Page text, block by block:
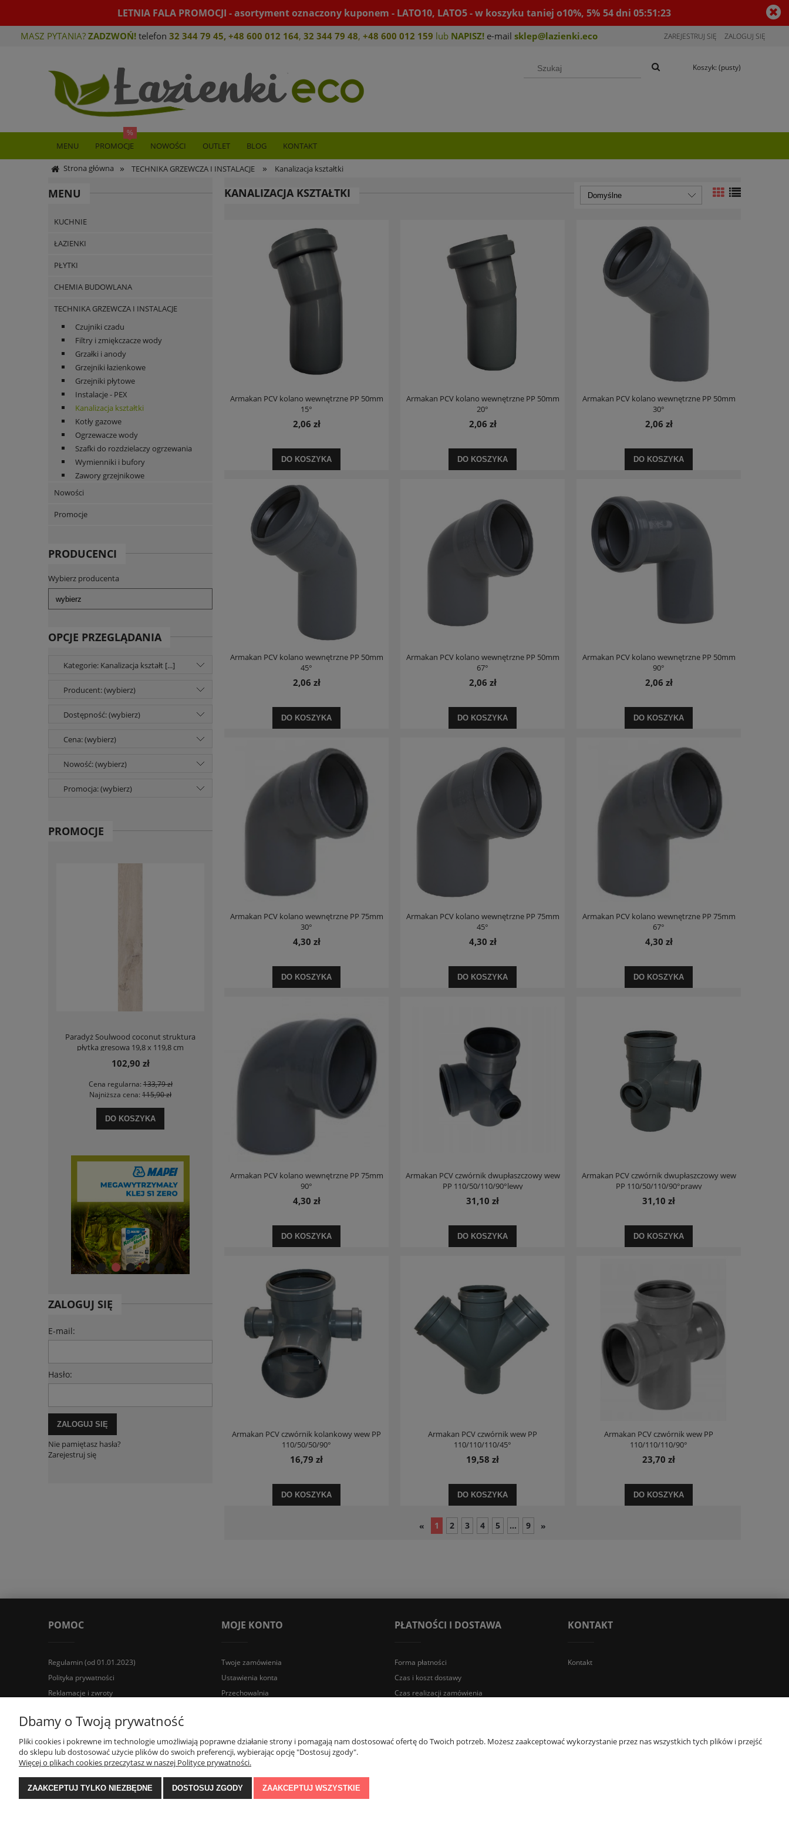
LETNIA FALA PROMOCJI - asortyment oznaczony kuponem - LATO10, LATO5 - w koszyku taniej o10%, 5% 54dni05:51:22
MASZ PYTANIA? ZADZWOŃ! telefon 32 344 79 45, +48 600 012 164, 32 344 79 48, +48 600 012 159 lub NAPISZ! e-mail sklep@lazienki.eco ZAREJESTRUJ SIĘ ZALOGUJ SIĘ
Koszyk: (pusty)
MENU PROMOCJE NOWOŚCI OUTLET BLOG KONTAKT
Strona główna » TECHNIKA GRZEWCZA I INSTALACJE » Kanalizacja kształtki
MENU
KUCHNIE
ŁAZIENKI
PŁYTKI
CHEMIA BUDOWLANA
TECHNIKA GRZEWCZA I INSTALACJE
Czujniki czadu
Filtry i zmiękczacze wody
Grzałki i anody
Grzejniki łazienkowe
Grzejniki płytowe
Instalacje - PEX
Kanalizacja kształtki
Kotły gazowe
Ogrzewacze wody
Szafki do rozdzielaczy ogrzewania
Wymienniki i bufory
Zawory grzejnikowe
Nowości
Promocje
PRODUCENCI
Wybierz producenta
OPCJE PRZEGLĄDANIA
Kategorie: Kanalizacja kształt [...]
Producent: (wybierz)
Dostępność: (wybierz)
Cena: (wybierz)
Nowość: (wybierz)
Promocja: (wybierz)
PROMOCJE
Paradyż Soulwood coconut struktura
płytka gresowa 19,8 x 119,8 cm
102,90 zł
Cena regularna:133,79 zł
Najniższa cena: 115,90 zł
DO KOSZYKA
Deante Blur bateria wannowa ze składaną
532,17 zł
Deante Xylo zlewozmywak stalowy 1-
komorowy 78x50x18 dekor
335,30 zł
Cena regularna:
Najniższa cena:
DO KOSZYKA
Paradyż Intense Tone bianco płytka ścienna
poler 29,8x89,8cm
44,90 zł
Cena regularna: 153,10 zł
Najniższa cena:39,90 zł
DO KOSZYKA
ZALOGUJ SIĘ
E-mail:
Hasło:
ZALOGUJ SIĘ
Nie pamiętasz hasła?
Zarejestruj się
KANALIZACJA KSZTAŁTKI
Armakan PCV kolano wewnętrzne PP 50mm
15°
2,06 zł
DO KOSZYKA
Armakan PCV kolano wewnętrzne PP 50mm
20°
2,06 zł
DO KOSZYKA
Armakan PCV kolano wewnętrzne PP 50mm
30°
2,06 zł
DO KOSZYKA
Armakan PCV kolano wewnętrzne PP 50mm
45°
2,06 zł
DO KOSZYKA
Armakan PCV kolano wewnętrzne PP 50mm
67°
2,06 zł
DO KOSZYKA
Armakan PCV kolano wewnętrzne PP 50mm
90°
2,06 zł
DO KOSZYKA
Armakan PCV kolano wewnętrzne PP 75mm
30°
4,30 zł
DO KOSZYKA
Armakan PCV kolano wewnętrzne PP 75mm
45°
4,30 zł
DO KOSZYKA
Armakan PCV kolano wewnętrzne PP 75mm
67°
4,30 zł
DO KOSZYKA
Armakan PCV kolano wewnętrzne PP 75mm
90°
4,30 zł
DO KOSZYKA
Armakan PCV czwórnik dwupłaszczowy wew
PP 110/50/110/90°lewy
31,10 zł
DO KOSZYKA
Armakan PCV czwórnik dwupłaszczowy wew
PP 110/50/110/90°prawy
31,10 zł
DO KOSZYKA
Armakan PCV czwórnik kolankowy wew PP
110/50/50/90°
16,79 zł
DO KOSZYKA
Armakan PCV czwórnik wew PP
110/110/110/45°
19,58 zł
DO KOSZYKA
Armakan PCV czwórnik wew PP
110/110/110/90°
23,70 zł
DO KOSZYKA
« 1 2 3 4 5 ... 9 »
POMOC
Regulamin (od 01.01.2023)
Polityka prywatności
Reklamacje i zwroty
MOJE KONTO
Twoje zamówienia
Ustawienia konta
Przechowalnia
PŁATNOŚCI I DOSTAWA
Forma płatności
Czas i koszt dostawy
Czas realizacji zamówienia
KONTAKT
Kontakt
Wyposażenie łazienek Łazienki.eco | Pawła 23, 41-708 Ruda Śląska | E-mail: sklep@lazienki.eco | Tel.: 600 012 164 lub 600 012 159 | TGS Przemysław Stoń | NIP: 6312213594 | REGON: 276403698
Dbamy o Twoją prywatność
Pliki cookies i pokrewne im technologie umożliwiają poprawne działanie strony i pomagają nam dostosować ofertę do Twoich potrzeb. Możesz zaakceptować wykorzystanie przez nas wszystkich tych plików i przejść
do sklepu lub dostosować użycie plików do swoich preferencji, wybierając opcję "Dostosuj zgody".
Więcej o plikach cookies przeczytasz w naszej Polityce prywatności.
ZAAKCEPTUJ TYLKO NIEZBĘDNE DOSTOSUJ ZGODY ZAAKCEPTUJ WSZYSTKIE